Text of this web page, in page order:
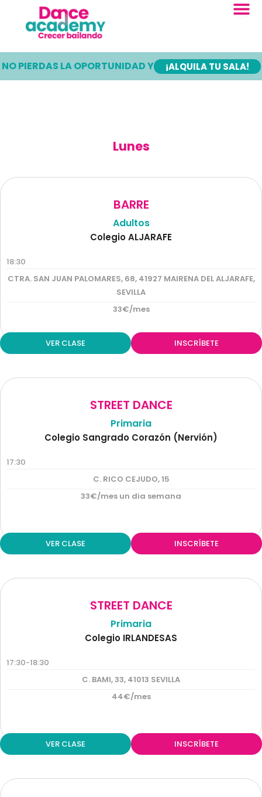
contenido
NO PIERDAS LA OPORTUNIDAD Y ¡ALQUILA TU SALA!
Lunes
BARRE
Adultos
Colegio ALJARAFE
18:30
CTRA. SAN JUAN PALOMARES, 68, 41927 MAIRENA DEL ALJARAFE,
SEVILLA
33€/mes
VER CLASE INSCRÍBETE
STREET DANCE
Primaria
Colegio Sangrado Corazón (Nervión)
17:30
C. RICO CEJUDO, 15
33€/mes un dia semana
VER CLASE INSCRÍBETE
STREET DANCE
Primaria
Colegio IRLANDESAS
17:30-18:30
C. BAMI, 33, 41013 SEVILLA
44€/mes
VER CLASE INSCRÍBETE